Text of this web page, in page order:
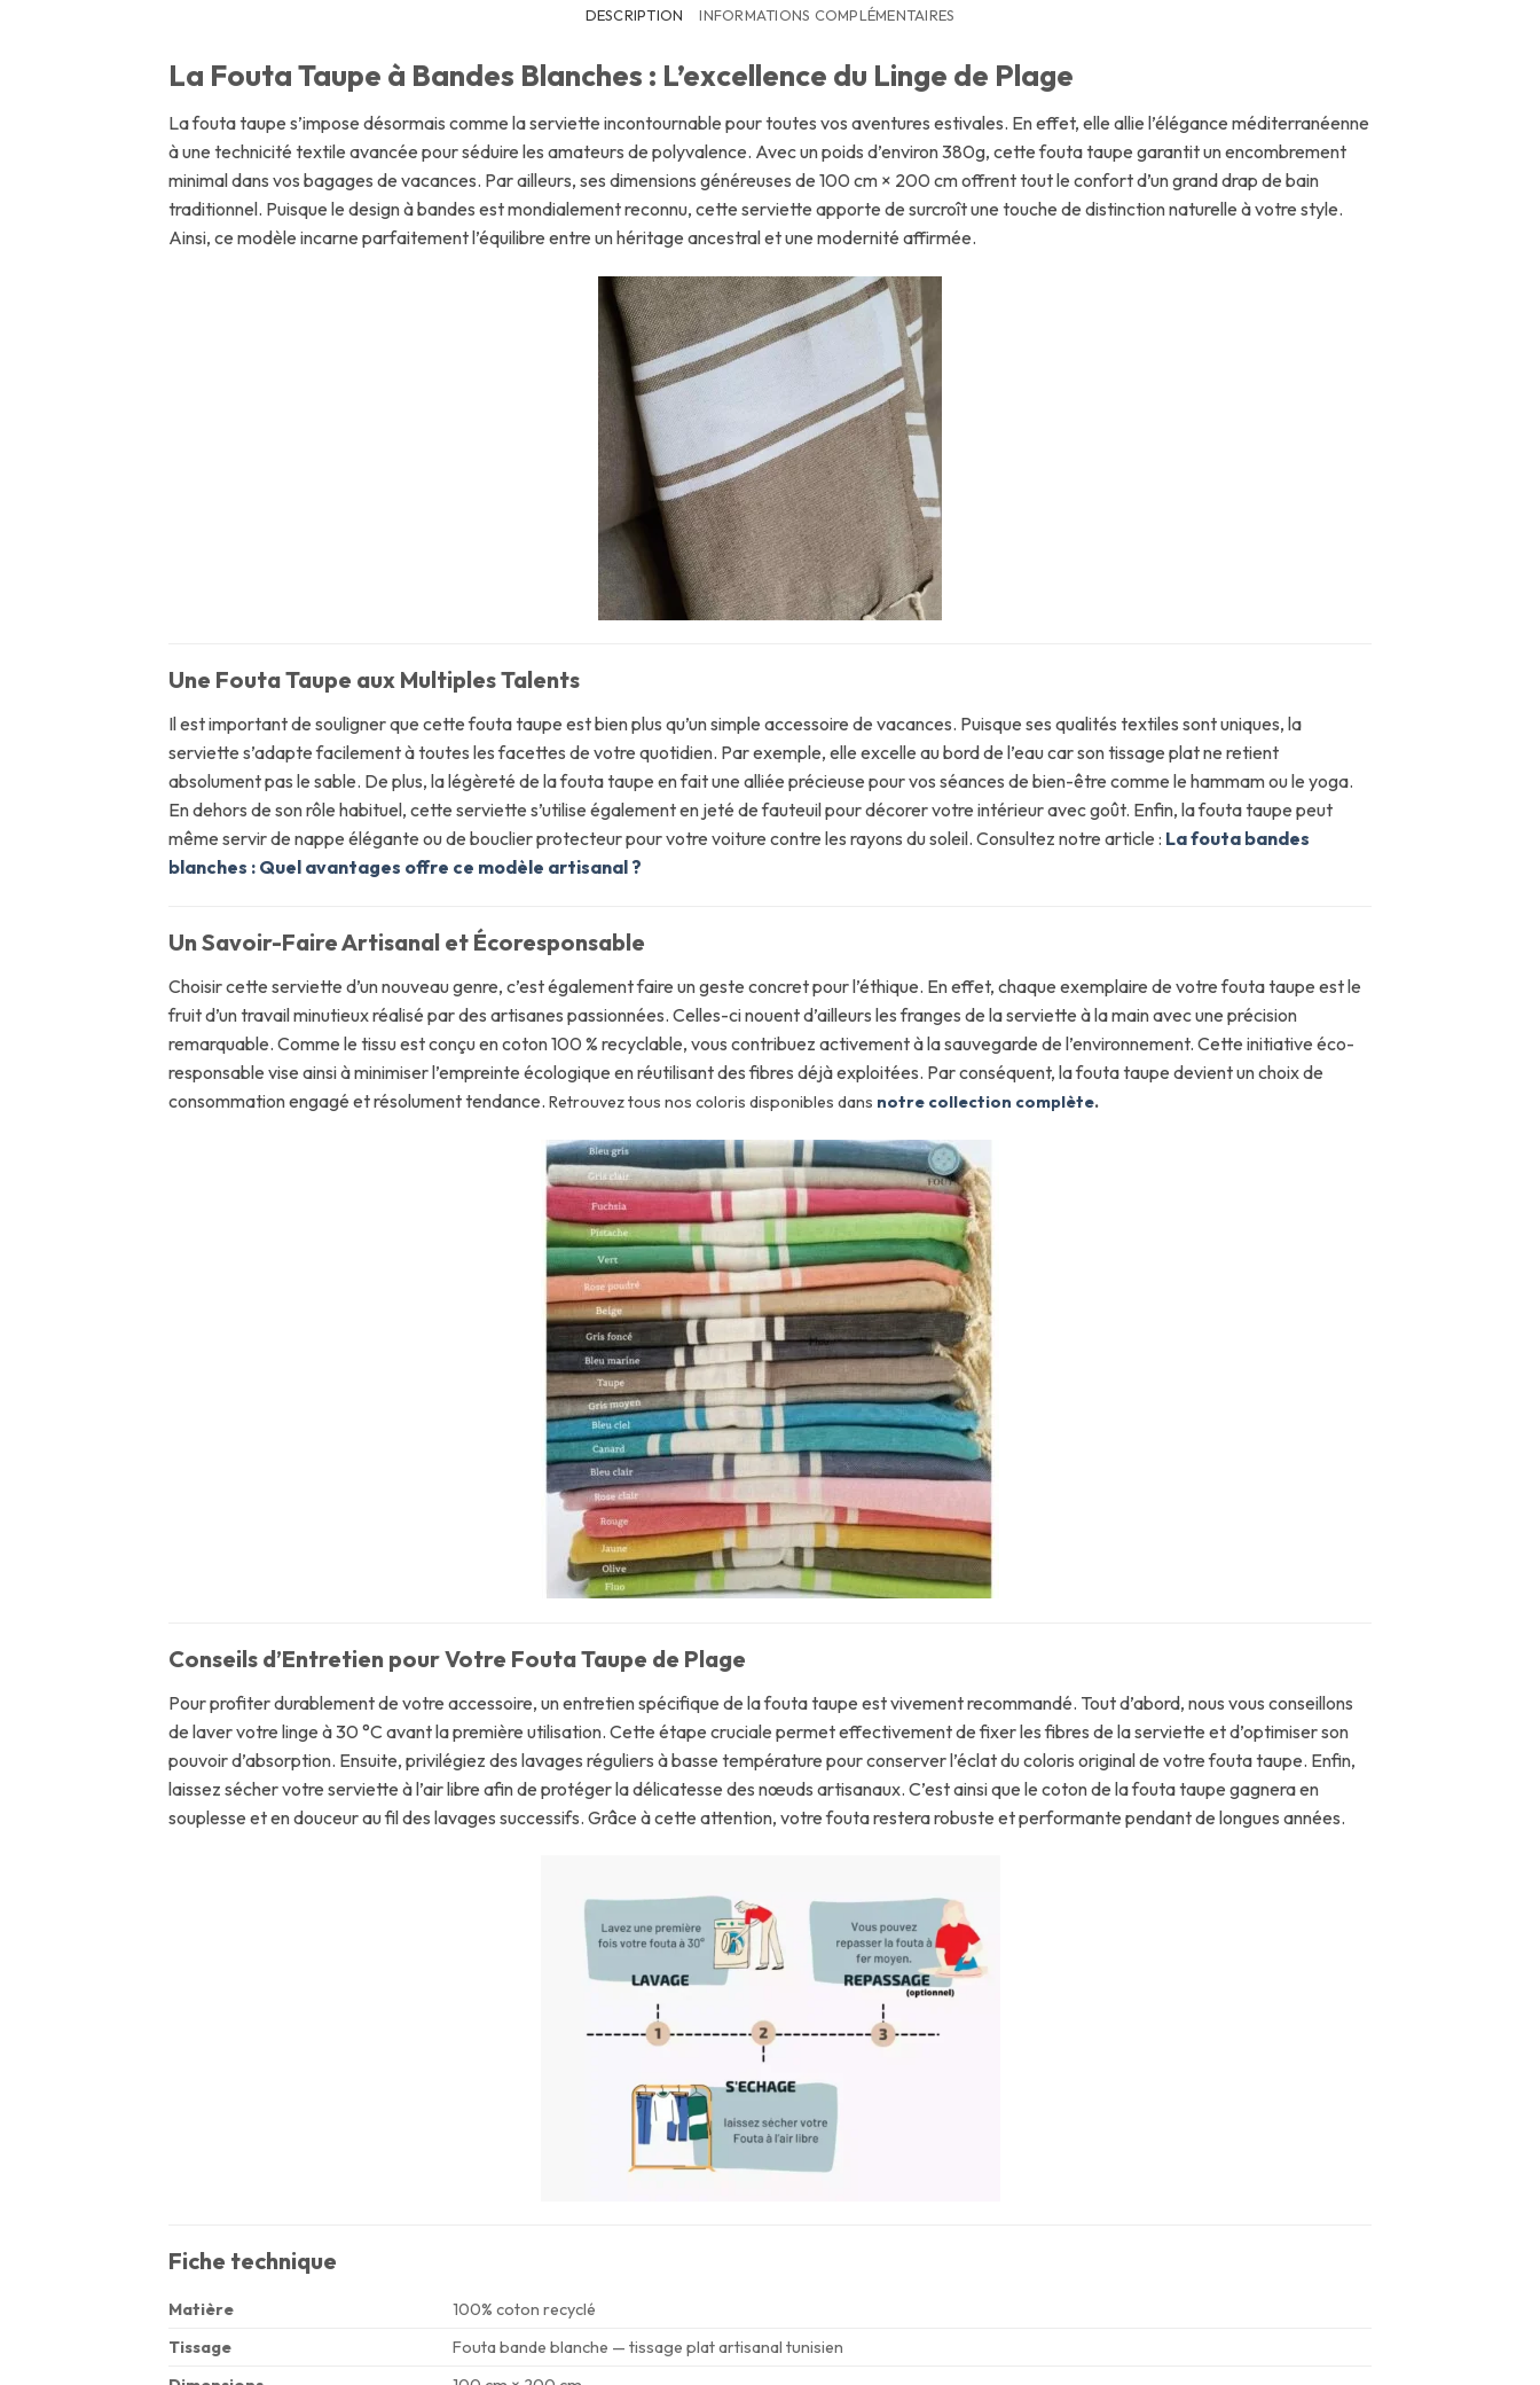
DESCRIPTION INFORMATIONS COMPLÉMENTAIRES
La Fouta Taupe à Bandes Blanches : L’excellence du Linge de Plage
La fouta taupe s’impose désormais comme la serviette incontournable pour toutes vos aventures estivales. En effet, elle allie l’élégance méditerranéenne
à une technicité textile avancée pour séduire les amateurs de polyvalence. Avec un poids d’environ 380g, cette fouta taupe garantit un encombrement
minimal dans vos bagages de vacances. Par ailleurs, ses dimensions généreuses de 100 cm × 200 cm offrent tout le confort d’un grand drap de bain
traditionnel. Puisque le design à bandes est mondialement reconnu, cette serviette apporte de surcroît une touche de distinction naturelle à votre style.
Ainsi, ce modèle incarne parfaitement l’équilibre entre un héritage ancestral et une modernité affirmée.
Une Fouta Taupe aux Multiples Talents
Il est important de souligner que cette fouta taupe est bien plus qu’un simple accessoire de vacances. Puisque ses qualités textiles sont uniques, la
serviette s’adapte facilement à toutes les facettes de votre quotidien. Par exemple, elle excelle au bord de l’eau car son tissage plat ne retient
absolument pas le sable. De plus, la légèreté de la fouta taupe en fait une alliée précieuse pour vos séances de bien-être comme le hammam ou le yoga.
En dehors de son rôle habituel, cette serviette s’utilise également en jeté de fauteuil pour décorer votre intérieur avec goût. Enfin, la fouta taupe peut
même servir de nappe élégante ou de bouclier protecteur pour votre voiture contre les rayons du soleil. Consultez notre article : La fouta bandes
blanches : Quel avantages offre ce modèle artisanal ?
Un Savoir-Faire Artisanal et Écoresponsable
Choisir cette serviette d’un nouveau genre, c’est également faire un geste concret pour l’éthique. En effet, chaque exemplaire de votre fouta taupe est le
fruit d’un travail minutieux réalisé par des artisanes passionnées. Celles-ci nouent d’ailleurs les franges de la serviette à la main avec une précision
remarquable. Comme le tissu est conçu en coton 100 % recyclable, vous contribuez activement à la sauvegarde de l’environnement. Cette initiative éco-
responsable vise ainsi à minimiser l’empreinte écologique en réutilisant des fibres déjà exploitées. Par conséquent, la fouta taupe devient un choix de
consommation engagé et résolument tendance. Retrouvez tous nos coloris disponibles dans notre collection complète.
Conseils d’Entretien pour Votre Fouta Taupe de Plage
Pour profiter durablement de votre accessoire, un entretien spécifique de la fouta taupe est vivement recommandé. Tout d’abord, nous vous conseillons
de laver votre linge à 30 °C avant la première utilisation. Cette étape cruciale permet effectivement de fixer les fibres de la serviette et d’optimiser son
pouvoir d’absorption. Ensuite, privilégiez des lavages réguliers à basse température pour conserver l’éclat du coloris original de votre fouta taupe. Enfin,
laissez sécher votre serviette à l’air libre afin de protéger la délicatesse des nœuds artisanaux. C’est ainsi que le coton de la fouta taupe gagnera en
souplesse et en douceur au fil des lavages successifs. Grâce à cette attention, votre fouta restera robuste et performante pendant de longues années.
Fiche technique
Matière
100% coton recyclé
Tissage
Fouta bande blanche — tissage plat artisanal tunisien